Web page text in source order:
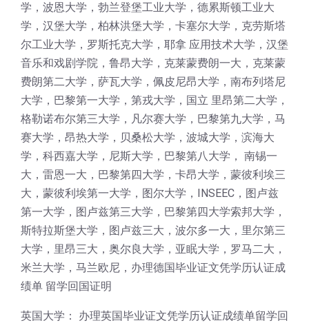
学，波恩大学，勃兰登堡工业大学，德累斯顿工业大
学，汉堡大学，柏林洪堡大学，卡塞尔大学，克劳斯塔
尔工业大学，罗斯托克大学，耶拿 应用技术大学，汉堡
音乐和戏剧学院，鲁昂大学，克莱蒙费朗一大，克莱蒙
费朗第二大学，萨瓦大学，佩皮尼昂大学，南布列塔尼
大学，巴黎第一大学，第戎大学，国立 里昂第二大学，
格勒诺布尔第三大学，凡尔赛大学，巴黎第九大学，马
赛大学，昂热大学，贝桑松大学，波城大学，滨海大
学，科西嘉大学，尼斯大学，巴黎第八大学， 南锡一
大，雷恩一大，巴黎第四大学，卡昂大学，蒙彼利埃三
大，蒙彼利埃第一大学，图尔大学，INSEEC，图卢兹
第一大学，图卢兹第三大学，巴黎第四大学索邦大学，
斯特拉斯堡大学，图卢兹三大，波尔多一大，里尔第三
大学，里昂三大，奥尔良大学，亚眠大学，罗马二大，
米兰大学，马兰欧尼，办理德国毕业证文凭学历认证成
绩单 留学回国证明
英国大学： 办理英国毕业证文凭学历认证成绩单留学回